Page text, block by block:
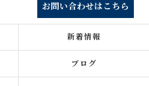
お問い合わせはこちら
新着情報
ブログ